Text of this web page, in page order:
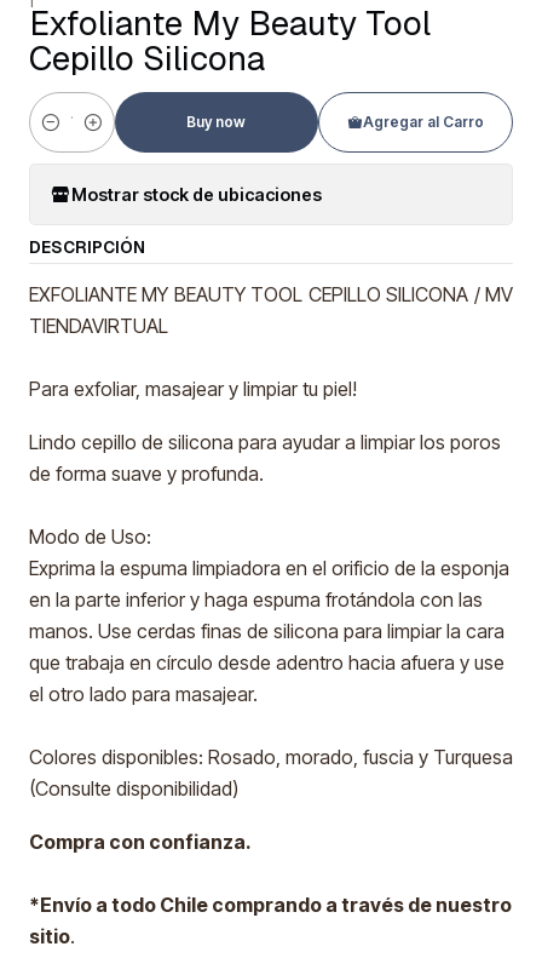
Exfoliante My Beauty Tool
Cepillo Silicona
Cantidad
Agregar al Carro
Buy now
Mostrar stock de ubicaciones
DESCRIPCIÓN
EXFOLIANTE MY BEAUTY TOOL CEPILLO SILICONA / MV
TIENDAVIRTUAL
Para exfoliar, masajear y limpiar tu piel!
Lindo cepillo de silicona para ayudar a limpiar los poros
de forma suave y profunda.
Modo de Uso:
Exprima la espuma limpiadora en el orificio de la esponja
en la parte inferior y haga espuma frotándola con las
manos. Use cerdas finas de silicona para limpiar la cara
que trabaja en círculo desde adentro hacia afuera y use
el otro lado para masajear.
Colores disponibles: Rosado, morado, fuscia y Turquesa
(Consulte disponibilidad)
Compra con confianza.
*Envío a todo Chile comprando a través de nuestro
sitio.